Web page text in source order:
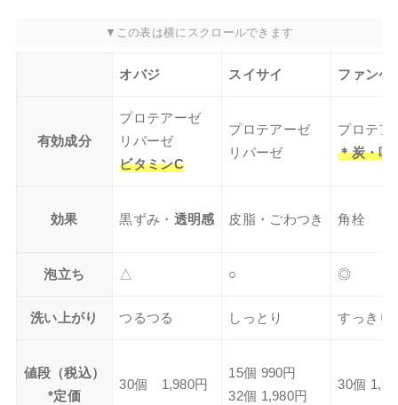
オバジ スイサイ ファンケ
有効成分
プロテアーゼ
リパーゼ
ビタミンC
プロテアーゼ
リパーゼ
プロテア
＊炭・吸
効果 黒ずみ・ 透明感 皮脂・ごわつき 角栓
泡立ち △ ○ ◎
洗い上がり つるつる しっとり すっきり
値段（税込）
*定価
30個 1,980円
15個 990円
32個 1,980円
30個